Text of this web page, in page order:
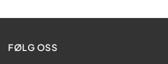
FØLG OSS